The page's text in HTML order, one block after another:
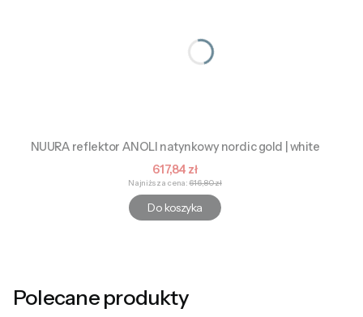
NUURA reflektor ANOLI natynkowy nordic gold | white
Cena promocyjna
617,84 zł
Najniższa cena: 616,80 zł
Do koszyka
Polecane produkty